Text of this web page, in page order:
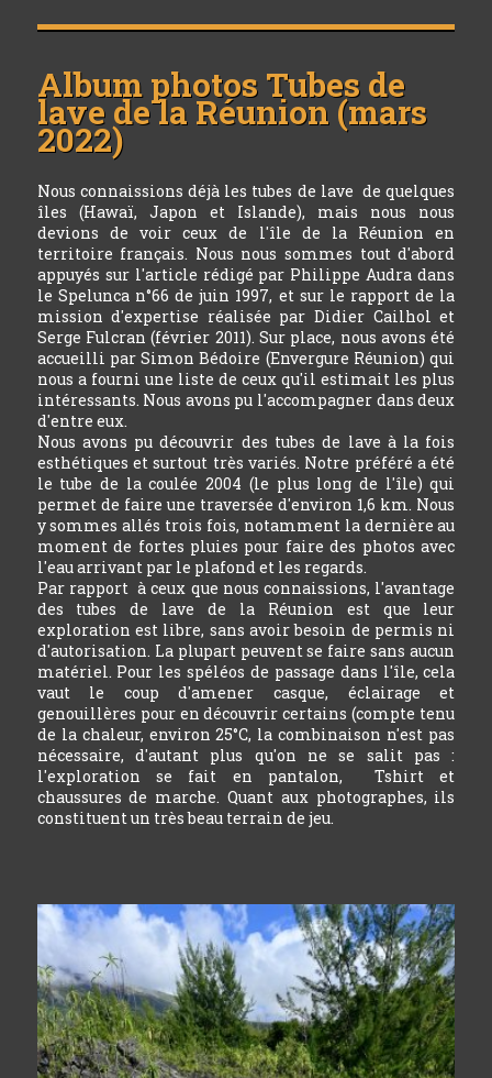
Album photos Tubes de
lave de la Réunion (mars
2022)
Nous connaissions déjà les tubes de lave de quelques
îles (Hawaï, Japon et Islande), mais nous nous
devions de voir ceux de l'île de la Réunion en
territoire français. Nous nous sommes tout d'abord
appuyés sur l'article rédigé par Philippe Audra dans
le Spelunca n°66 de juin 1997, et sur le rapport de la
mission d'expertise réalisée par Didier Cailhol et
Serge Fulcran (février 2011). Sur place, nous avons été
accueilli par Simon Bédoire (Envergure Réunion) qui
nous a fourni une liste de ceux qu'il estimait les plus
intéressants. Nous avons pu l'accompagner dans deux
d'entre eux.
Nous avons pu découvrir des tubes de lave à la fois
esthétiques et surtout très variés. Notre préféré a été
le tube de la coulée 2004 (le plus long de l'île) qui
permet de faire une traversée d'environ 1,6 km. Nous
y sommes allés trois fois, notamment la dernière au
moment de fortes pluies pour faire des photos avec
l'eau arrivant par le plafond et les regards.
Par rapport à ceux que nous connaissions, l'avantage
des tubes de lave de la Réunion est que leur
exploration est libre, sans avoir besoin de permis ni
d'autorisation. La plupart peuvent se faire sans aucun
matériel. Pour les spéléos de passage dans l'île, cela
vaut le coup d'amener casque, éclairage et
genouillères pour en découvrir certains (compte tenu
de la chaleur, environ 25°C, la combinaison n'est pas
nécessaire, d'autant plus qu'on ne se salit pas :
l'exploration se fait en pantalon, Tshirt et
chaussures de marche. Quant aux photographes, ils
constituent un très beau terrain de jeu.